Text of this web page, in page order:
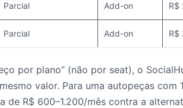
Parcial Add-on R$
Parcial Add-on R$
por plano” (não por seat), o
valor. Para uma autopeças com
de R$ 600–1.200/mês contra a